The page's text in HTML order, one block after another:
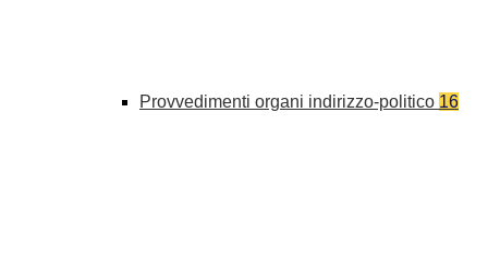
Provvedimenti organi indirizzo-politico 16